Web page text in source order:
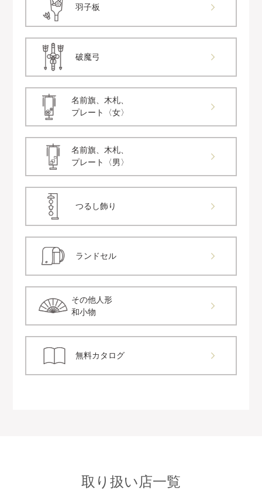
羽子板
破魔弓
名前旗、木札、
プレート〈女〉
名前旗、木札、
プレート〈男〉
つるし飾り
ランドセル
その他人形
和小物
無料カタログ
取り扱い店一覧